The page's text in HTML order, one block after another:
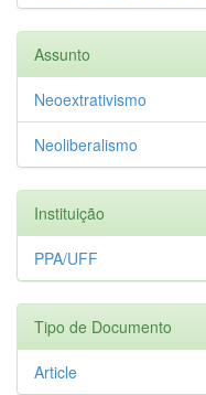
Assunto
Neoextrativismo
Neoliberalismo
Instituição
PPA/UFF
Tipo de Documento
Article